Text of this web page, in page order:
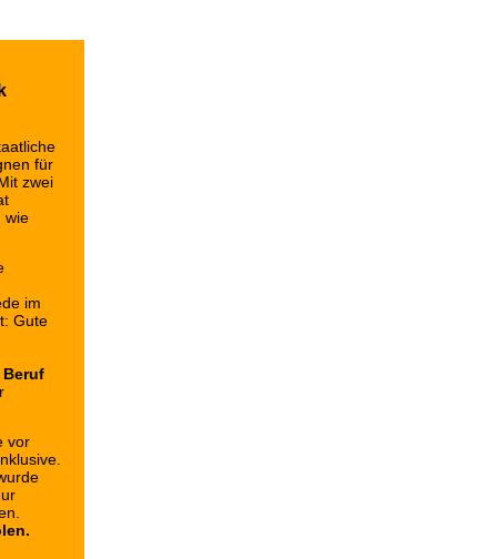
für
zwei
wie
im
Gute
Beruf
vor